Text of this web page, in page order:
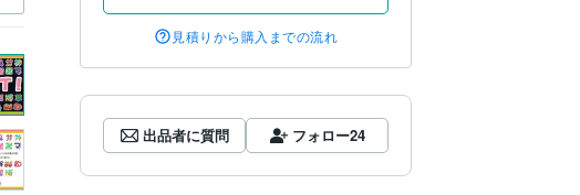
見積りから購入までの流れ
出品者に質問 フォロー24